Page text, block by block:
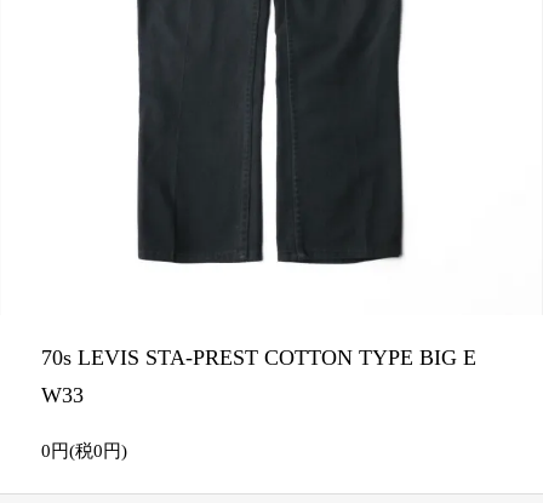
70s LEVIS STA-PREST COTTON TYPE BIG E
W33
0円(税0円)